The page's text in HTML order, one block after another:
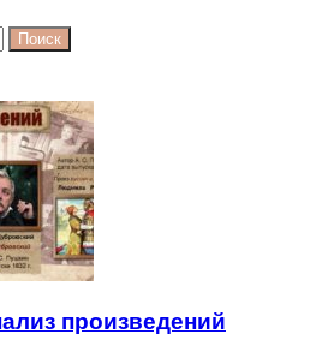
произведений